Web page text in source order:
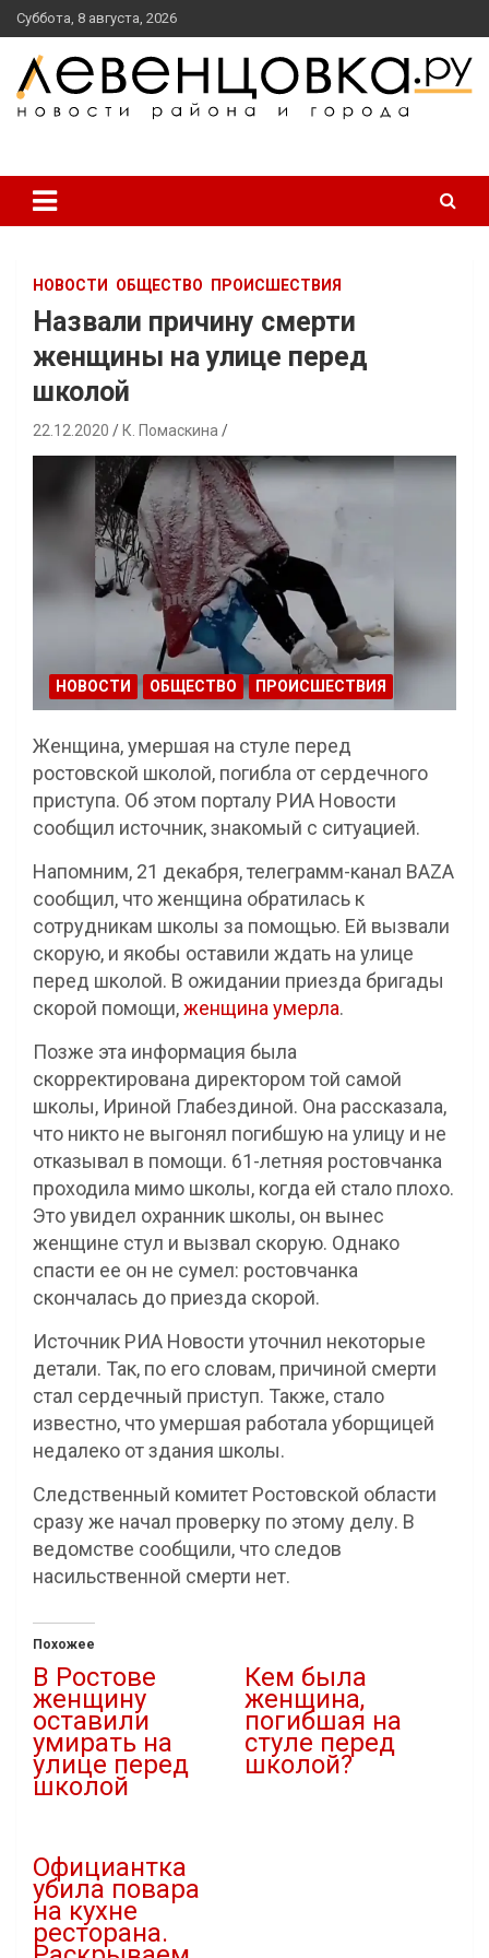
перейти
к
содержанию
Суббота, 8 августа, 2026
НОВОСТИ ОБЩЕСТВО ПРОИСШЕСТВИЯ
Назвали причину смерти
женщины на улице перед
школой
22.12.2020 К. Помаскина
НОВОСТИ ОБЩЕСТВО ПРОИСШЕСТВИЯ
Женщина, умершая на стуле перед
ростовской школой, погибла от сердечного
приступа. Об этом порталу РИА Новости
сообщил источник, знакомый с ситуацией.
Напомним, 21 декабря, телеграмм-канал BAZA
сообщил, что женщина обратилась к
сотрудникам школы за помощью. Ей вызвали
скорую, и якобы оставили ждать на улице
перед школой. В ожидании приезда бригады
скорой помощи,женщина умерла.
Позже эта информация была
скорректирована директором той самой
школы, Ириной Глабездиной. Она рассказала,
что никто не выгонял погибшую на улицу и не
отказывал в помощи. 61-летняя ростовчанка
проходила мимо школы, когда ей стало плохо.
Это увидел охранник школы, он вынес
женщине стул и вызвал скорую. Однако
спасти ее он не сумел: ростовчанка
скончалась до приезда скорой.
Источник РИА Новости уточнил некоторые
детали. Так, по его словам, причиной смерти
стал сердечный приступ. Также, стало
известно, что умершая работала уборщицей
недалеко от здания школы.
Следственный комитет Ростовской области
сразу же начал проверку по этому делу. В
ведомстве сообщили, что следов
насильственной смерти нет.
Похожее
В Ростове
женщину
оставили
умирать на
улице перед
школой
Кем была
женщина,
погибшая на
стуле перед
школой?
Официантка
убила повара
на кухне
ресторана.